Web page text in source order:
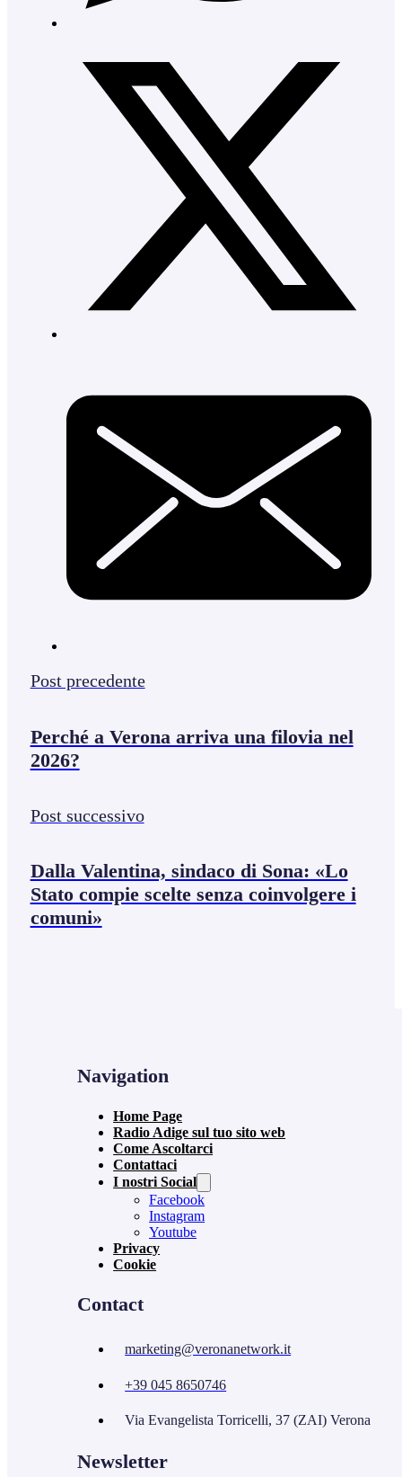
Post precedente
Perché a Verona arriva una filovia nel
2026?
Post successivo
Dalla Valentina, sindaco di Sona: «Lo
Stato compie scelte senza coinvolgere i
comuni»
Navigation
Home Page
Radio Adige sul tuo sito web
Come Ascoltarci
Contattaci
I nostri Social
Facebook
Instagram
Youtube
Privacy
Cookie
Contact
marketing@veronanetwork.it
+39 045 8650746
Via Evangelista Torricelli, 37 (ZAI) Verona
Newsletter